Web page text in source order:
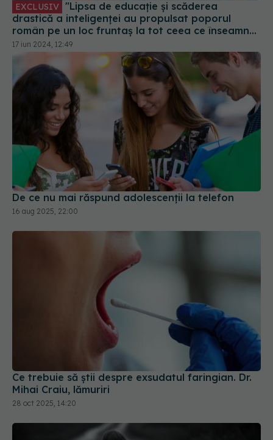
EXCLUSIV
drastică a inteligenței au propulsat poporul
român pe un loc fruntaș la tot ceea ce înseamnă
un popor ce nu simte nimic pentru nimeni"
17 iun 2024, 12:49
De ce nu mai răspund adolescenții la telefon
16 aug 2025, 22:00
Ce trebuie să știi despre exsudatul faringian. Dr.
Mihai Craiu, lămuriri
28 oct 2025, 14:20